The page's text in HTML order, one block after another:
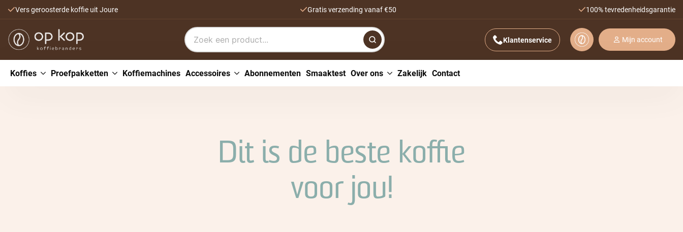
Vers geroosterde koffie uit Joure Gratis verzending vanaf €50 100% tevredenheidsgarantie
Klantenservice Mijn account
Koffies Proefpakketten Koffiemachines Accessoires Abonnementen Smaaktest Over ons Zakelijk Contact
Dit is de beste koffie
voor jou!